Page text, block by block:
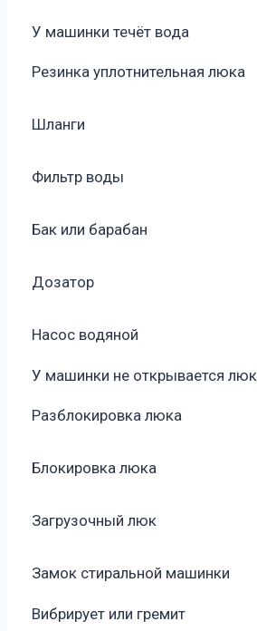
У машинки течёт вода
Резинка уплотнительная люка
Шланги
Фильтр воды
Бак или барабан
Дозатор
Насос водяной
У машинки не открывается люк
Разблокировка люка
Блокировка люка
Загрузочный люк
Замок стиральной машинки
Вибрирует или гремит